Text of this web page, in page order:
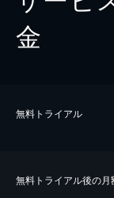
金
無料トライアル
無料トライアル後の⽉